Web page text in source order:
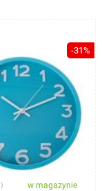
-31%
w magazynie